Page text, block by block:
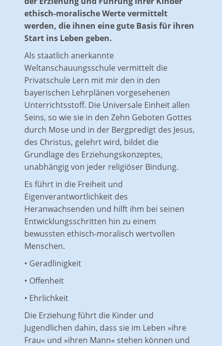
ethisch-moralische Werte vermittelt
werden, die ihnen eine gute Basis für ihren
Start ins Leben geben.
Als staatlich anerkannte
Weltanschauungsschule vermittelt die
Privatschule Lern mit mir den in den
bayerischen Lehrplänen vorgesehenen
Unterrichtsstoff. Die Universale Einheit allen
Seins, so wie sie in den Zehn Geboten Gottes
durch Mose und in der Bergpredigt des Jesus,
des Christus, gelehrt wird, bildet die
Grundlage des Erziehungskonzeptes,
unabhängig von jeder religiöser Bindung.
Es führt in die Freiheit und
Eigenverantwortlichkeit des
Heranwachsenden und hilft ihm bei seinen
Entwicklungsschritten hin zu einem
bewussten ethisch-moralisch wertvollen
Menschen.
• Geradlinigkeit
• Offenheit
• Ehrlichkeit
Die Erziehung führt die Kinder und
Jugendlichen dahin, dass sie im Leben »ihre
Frau« und »ihren Mann« stehen können und